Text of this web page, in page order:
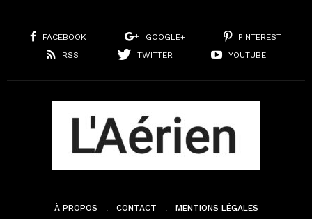
FACEBOOK GOOGLE+
PINTEREST
RSS
TWITTER YOUTUBE
À PROPOS CONTACT MENTIONS LÉGALES